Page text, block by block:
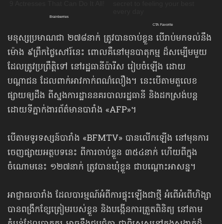
មនុស្សប្រមាណជា ២៧៨នាក់ ត្រូវបានចាប់ខ្លួន បើរាប់មកទល់នឹង
ម៉ោង ៩ព្រឹកថ្ងៃសៅរ៍នេះ ពោលគឺនៅមុនបាតុកម្ម ដ៏សម្បើមមួយ
ដែលត្រូវប្រព្រឹត្តិទៅ នៅរដ្ឋធានីប៉ារីស រៀបចំឡើង ដោយ
បណ្ដាជន ដែលពាក់អាវកាក់ពណ៌លឿង។ នេះបើតាមតួលេខ
ផ្សាយឲ្យដឹង ពីស្នងការដ្ឋាននគរបាលរដ្ឋធានី និងដកស្រង់បន្ត
ដោយទីភ្នាក់ងារព័ត៌មានបារាំង «AFP»។
បើតាមទូរទស្សន៍បារាំង «BFMTV» បានលើកឡើង នៅមុន​ការ
ចេញ​ផ្សាយ​អត្ថបទនេះ ពីការចាប់ខ្លួន ៣៥៤នាក់ ហើយពីក្នុង
ចំណោមនេះ ១២៧នាក់ ត្រូវបានឃុំខ្លួន ជាបណ្ដោះអាសន្ន។
អាជ្ញាធរបារាំង ដែលបារម្មណ៍អំពីការផ្ទុះឡើងជាថ្មី អំពើអំពើហិង្សា
បានពង្រឹកខ្សែត្រៀមរបស់ខ្លួន និងបង្កើនការត្រួតពិនិត្យ នៅតាម